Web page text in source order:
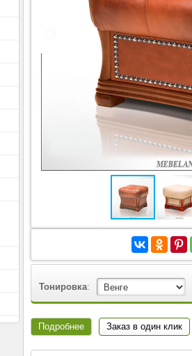
Тонировка:
Подробнее Заказ в один клик